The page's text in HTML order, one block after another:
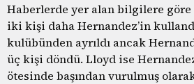
Haberlerde yer alan bilgilere göre
iki kişi daha Hernandez’in
kulübünden ayrıldı ancak
üç kişi döndü. Lloyd ise
ötesinde başından vurulmuş